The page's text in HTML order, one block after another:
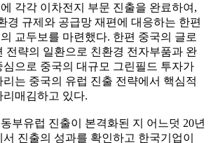
각각 이차전지 부문 진출을 완료하여,
경 규제와 공급망 재편에 대응하는 한편
교두보를 마련했다. 한편 중국의 글로
전략의 일환으로 친환경 전자부품과 완
심으로 중국의 대규모 그린필드 투자가
리는 중국의 유럽 진출 전략에서 핵심적
리매김하고 있다.
부유럽 진출이 본격화된 지 어느덧 20년
진출의 성과를 확인하고 한국기업이